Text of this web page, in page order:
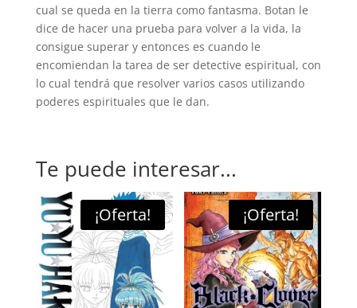
cual se queda en la tierra como fantasma. Botan le
dice de hacer una prueba para volver a la vida, la
consigue superar y entonces es cuando le
encomiendan la tarea de ser detective espiritual, con
lo cual tendrá que resolver varios casos utilizando
poderes espirituales que le dan.
Te puede interesar...
¡Oferta! ¡Oferta!